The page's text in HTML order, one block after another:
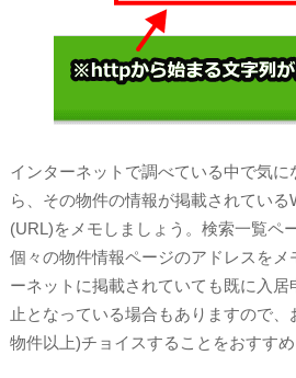
インターネットで調べている中で気に
ら、その物件の情報が掲載されている
(URL)をメモしましょう。検索一覧ペ
個々の物件情報ページのアドレスをメ
ーネットに掲載されていても既に入
止となっている場合もありますので
物件以上)チョイスすることをおすすめ